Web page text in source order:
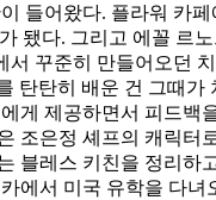
들어왔다. 플라워 카
됐다. 그리고 에꼴 르
꾸준히 만들어오던
탄탄히 배운 건 그때가
게 제공하면서 피드백
조은정 셰프의 캐릭터
블레스 키친을 정리하
에서 미국 유학을 다녀